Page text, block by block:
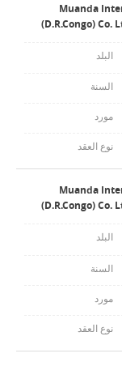
Muanda
(D.R.Congo) Co.
Muanda
(D.R.Congo) Co.